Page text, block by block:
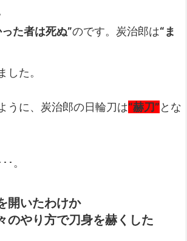
た者は死ぬ”のです。炭治郎は“ま
した。
うに、炭治郎の日輪刀は“赫刀”とな
。
開いたわけか
のやり方で刀身を赫くした